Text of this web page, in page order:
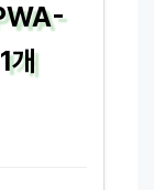
개